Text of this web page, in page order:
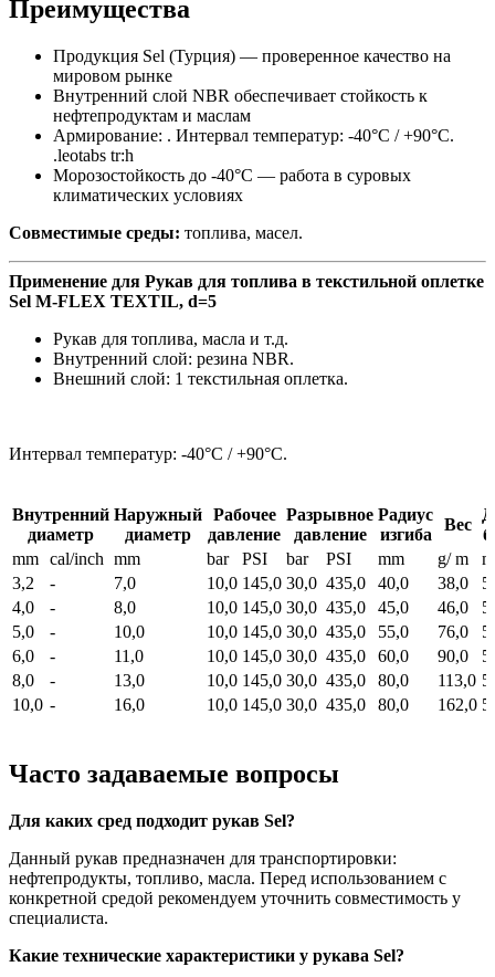
Преимущества
Продукция Sel (Турция) — проверенное качество на
мировом рынке
Внутренний слой NBR обеспечивает стойкость к
нефтепродуктам и маслам
Армирование: . Интервал температур: -40°C / +90°C.
.leotabs tr:h
Морозостойкость до -40°C — работа в суровых
климатических условиях
Совместимые среды: топлива, масел.
Применение для Рукав для топлива в текстильной оплетке
Sel M-FLEX TEXTIL, d=5
Рукав для топлива, масла и т.д.
Внутренний слой: резина NBR.
Внешний слой: 1 текстильная оплетка.
Интервал температур: -40°C / +90°C.
Внутренний
диаметр
Наружный
диаметр
Рабочее
давление
Разрывное
давление
Радиус
изгиба
Вес
mm cal/inch mm bar PSI bar PSI mm g/ m
m
3,2
- 7,0 10,0 145,0 30,0 435,0 40,0 38,0
4,0
- 8,0 10,0 145,0 30,0 435,0 45,0 46,0
5,0
- 10,0 10,0 145,0 30,0 435,0 55,0 76,0
6,0
- 11,0 10,0 145,0 30,0 435,0 60,0 90,0
8,0
- 13,0 10,0 145,0 30,0 435,0 80,0 113,0
10,0 - 16,0 10,0 145,0 30,0 435,0 80,0 162,0
Часто задаваемые вопросы
Для каких сред подходит рукав Sel?
Данный рукав предназначен для транспортировки:
нефтепродукты, топливо, масла. Перед использованием с
конкретной средой рекомендуем уточнить совместимость у
специалиста.
Какие технические характеристики у рукава Sel?